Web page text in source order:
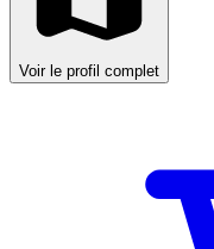
Voir le profil complet